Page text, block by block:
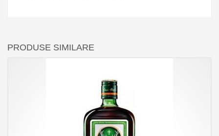
PRODUSE SIMILARE